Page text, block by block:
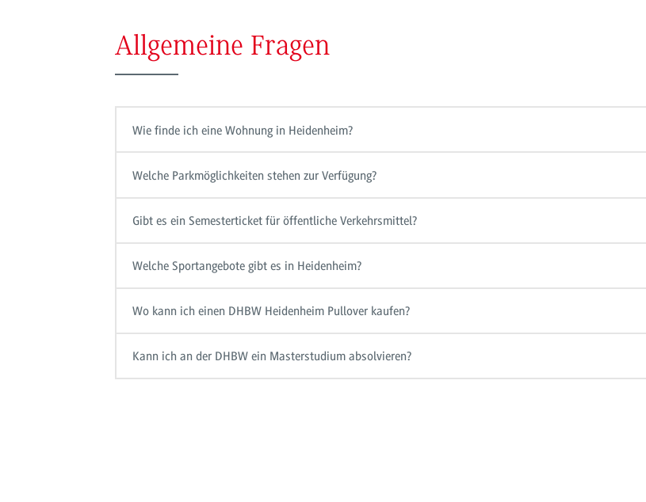
Allgemeine Fragen
Wie finde ich eine Wohnung in Heidenheim?
Welche Parkmöglichkeiten stehen zur Verfügung?
Gibt es ein Semesterticket für öffentliche Verkehrsmittel?
Welche Sportangebote gibt es in Heidenheim?
Wo kann ich einen DHBW Heidenheim Pullover kaufen?
Kann ich an der DHBW ein Masterstudium absolvieren?